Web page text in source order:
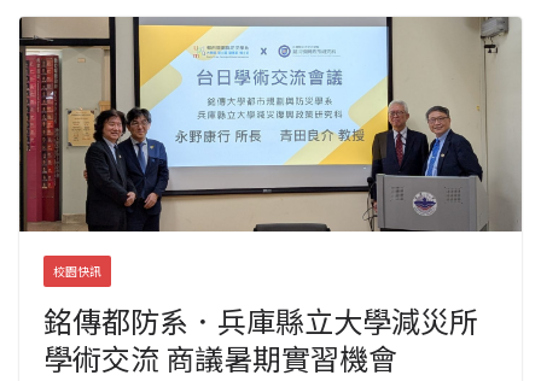
校園快訊
銘傳都防系．兵庫縣立大學減災所
學術交流 商議暑期實習機會